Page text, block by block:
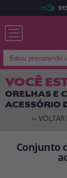
Lembrar-me
VOCÊ
ORELHAS E
ACESSÓRIO
<< VOLTAR
Conjunto